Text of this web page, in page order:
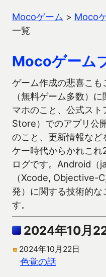
Mocoゲーム > Moco
一覧
Mocoゲーム
ゲーム作成の悲喜こ
（無料ゲーム多数）
マホのこと、公式ス
Store）でのアプリ公
のこと、更新情報など
ケー時代からかれこ
ログです。Android（
（Xcode, Objective-
発）に関する技術的な
す。
2024年10月
2024年10月22日
色覚の話